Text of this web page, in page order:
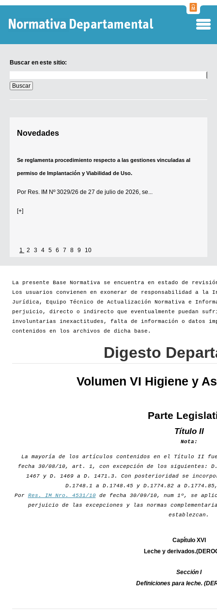
Buscar en este sitio:
en
este
sitio:
Novedades
Se reglamenta procedimiento respecto a las gestiones vinculadas al
permiso de Implantación y Viabilidad de Uso.
Por Res. IM Nº 3029/26 de 27 de julio de 2026, se...
[+]
1 2 3 4 5 6 7 8 9 10
La presente Base Normativa se encuentra en estado de
Los usuarios convienen en exonerar de responsabilidad a la
Jurídica, Equipo Técnico de Actualización Normativa e
perjuicio, directo o indirecto que eventualmente puedan
involuntarias inexactitudes, falta de información o datos
contenidos en los archivos de dicha base.
Digesto
Volumen VI Higiene y
Parte
Título II
Nota:
La mayoría de los artículos contenidos en el Título II
fecha 30/08/10, art. 1, con excepción de los siguientes:
1467 y D. 1469 a D. 1471.3. Con posterioridad se
D.1748.1 a D.1748.45 y D.1774.82 a
Por Res. IM Nro. 4531/10de fecha 30/09/10, num 1º, se
perjuicio de las excepciones y las normas
establezcan.
Capítulo XVI
Leche y
Sección I
Definiciones para leche.